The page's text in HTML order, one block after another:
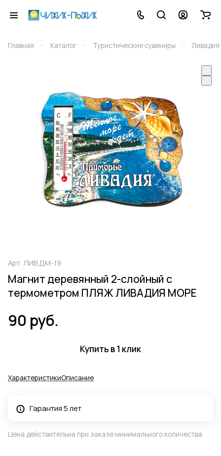
Главная – Каталог – Туристические сувениры – Ливадия
Арт. ЛИВ ДМ-19
Магнит деревянный 2-слойный с
термометром ПЛЯЖ ЛИВАДИЯ МОРЕ
90 руб.
Купить в 1 клик
ХарактеристикиОписание
Гарантия 5 лет
Цена действительна при заказе минимального количества